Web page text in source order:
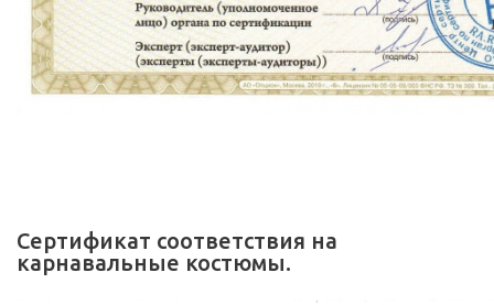
Сертификат соответствия на
карнавальные костюмы.